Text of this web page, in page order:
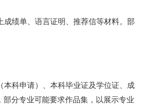
绩单、语言证明、推荐信等材料。部
科申请）、本科毕业证及学位证、成
分专业可能要求作品集，以展示专业